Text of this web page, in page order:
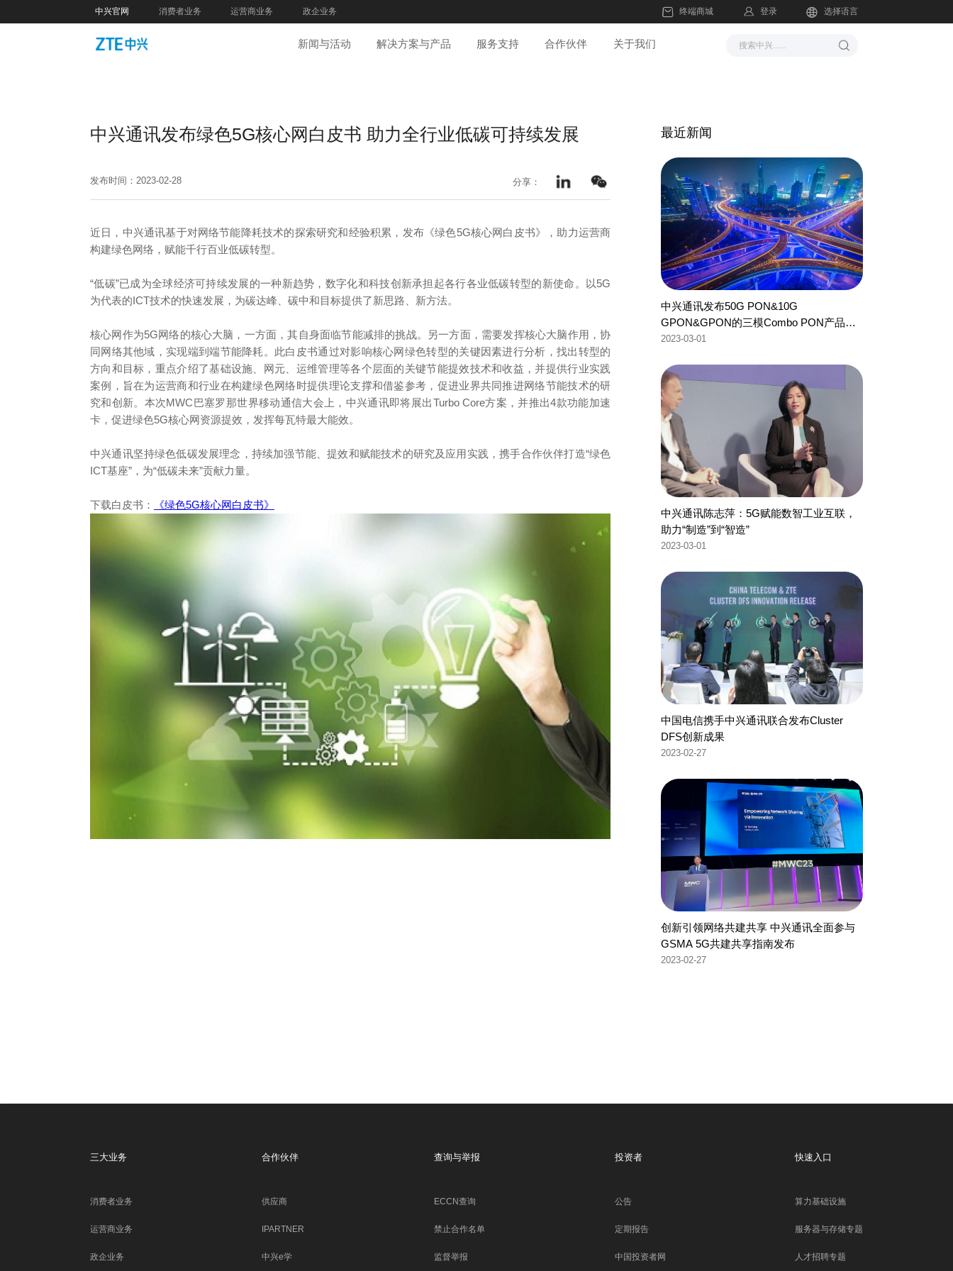
中兴官网 消费者业务 运营商业务 政企业务 终端商城 登录 选择语言
新闻与活动 解决方案与产品 服务支持 合作伙伴 关于我们
中兴通讯发布绿色5G核心网白皮书 助力全行业低碳可持续发展
发布时间：2023-02-28 分享：
近日，中兴通讯基于对网络节能降耗技术的探索研究和经验积累，发布《绿色5G核心网白皮书》，助力运营商
构建绿色网络，赋能千行百业低碳转型。
“低碳”已成为全球经济可持续发展的一种新趋势，数字化和科技创新承担起各行各业低碳转型的新使命。以5G
为代表的ICT技术的快速发展，为碳达峰、碳中和目标提供了新思路、新方法。
核心网作为5G网络的核心大脑，一方面，其自身面临节能减排的挑战。另一方面，需要发挥核心大脑作用，协
同网络其他域，实现端到端节能降耗。此白皮书通过对影响核心网绿色转型的关键因素进行分析，找出转型的
方向和目标，重点介绍了基础设施、网元、运维管理等各个层面的关键节能提效技术和收益，并提供行业实践
案例，旨在为运营商和行业在构建绿色网络时提供理论支撑和借鉴参考，促进业界共同推进网络节能技术的研
究和创新。本次MWC巴塞罗那世界移动通信大会上，中兴通讯即将展出Turbo Core方案，并推出4款功能加速
卡，促进绿色5G核心网资源提效，发挥每瓦特最大能效。
中兴通讯坚持绿色低碳发展理念，持续加强节能、提效和赋能技术的研究及应用实践，携手合作伙伴打造“绿色
ICT基座”，为“低碳未来”贡献力量。
下载白皮书： 《绿色5G核心网白皮书》
最近新闻
中兴通讯发布50G PON&10G
GPON&GPON的三模Combo PON产品解
决方案
2023-03-01
中兴通讯陈志萍：5G赋能数智工业互联，
助力“制造”到“智造”
2023-03-01
中国电信携手中兴通讯联合发布Cluster
DFS创新成果
2023-02-27
创新引领网络共建共享 中兴通讯全面参与
GSMA 5G共建共享指南发布
2023-02-27
三大业务
消费者业务
运营商业务
政企业务
合作伙伴
供应商
IPARTNER
中兴e学
查询与举报
ECCN查询
禁止合作名单
监督举报
投资者
公告
定期报告
中国投资者网
快速入口
算力基础设施
服务器与存储专题
人才招聘专题